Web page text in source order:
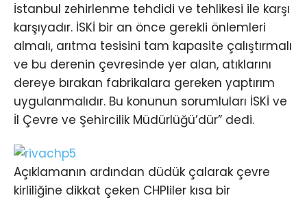
İstanbul zehirlenme tehdidi ve tehlikesi ile karşı
karşıyadır. İSKİ bir an önce gerekli önlemleri
almalı, arıtma tesisini tam kapasite çalıştırmalı
ve bu derenin çevresinde yer alan, atıklarını
dereye bırakan fabrikalara gereken yaptırım
uygulanmalıdır. Bu konunun sorumluları İSKİ ve
İl Çevre ve Şehircilik Müdürlüğü’dür” dedi.
Açıklamanın ardından düdük çalarak çevre
kirliliğine dikkat çeken CHPliler kısa bir